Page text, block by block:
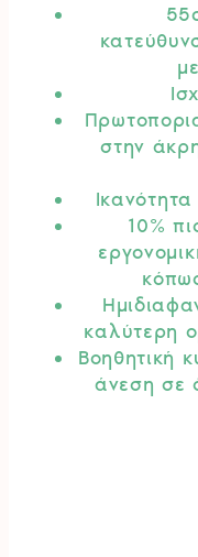
στην
10%
καλύτερη
Βοηθητική
άνεση σε